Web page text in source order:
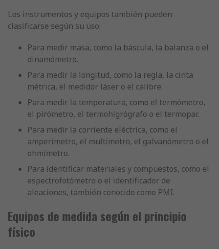
Los instrumentos y equipos también pueden
clasificarse según su uso:
Para medir masa, como la báscula, la balanza o el
dinamómetro.
Para medir la longitud, como la regla, la cinta
métrica, el medidor láser o el calibre.
Para medir la temperatura, como el termómetro,
el pirómetro, el termohigrógrafo o el termopar.
Para medir la corriente eléctrica, como el
amperímetro, el multímetro, el galvanómetro o el
ohmímetro.
Para identificar materiales y compuestos, como el
espectrofotómetro o el identificador de
aleaciones, también conocido como PMI.
Equipos de medida según el principio
físico